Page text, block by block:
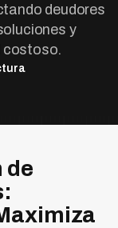
deudores
y
costoso.
de